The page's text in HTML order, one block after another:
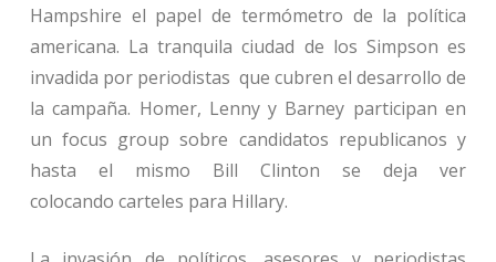
Hampshire el papel de termómetro de la política
americana. La tranquila ciudad de los Simpson es
invadida por periodistas que cubren el desarrollo de
la campaña. Homer, Lenny y Barney participan en
un focus group sobre candidatos republicanos y
hasta el mismo Bill Clinton se deja ver
colocando carteles para Hillary.